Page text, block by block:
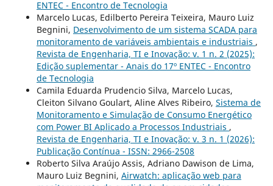
ENTEC - Encontro de Tecnologia
Marcelo Lucas, Edilberto Pereira Teixeira, Mauro Luiz
Begnini, Desenvolvimento de um sistema SCADA para
monitoramento de variáveis ambientais e industriais ,
Revista de Engenharia, TI e Inovação: v. 1 n. 2 (2025):
Edição suplementar - Anais do 17º ENTEC - Encontro
de Tecnologia
Camila Eduarda Prudencio Silva, Marcelo Lucas,
Cleiton Silvano Goulart, Aline Alves Ribeiro, Sistema de
Monitoramento e Simulação de Consumo Energético
com Power BI Aplicado a Processos Industriais ,
Revista de Engenharia, TI e Inovação: v. 3 n. 1 (2026):
Publicação Contínua - ISSN: 2966-2508
Roberto Silva Araújo Assis, Adriano Dawison de Lima,
Mauro Luiz Begnini, Airwatch: aplicação web para